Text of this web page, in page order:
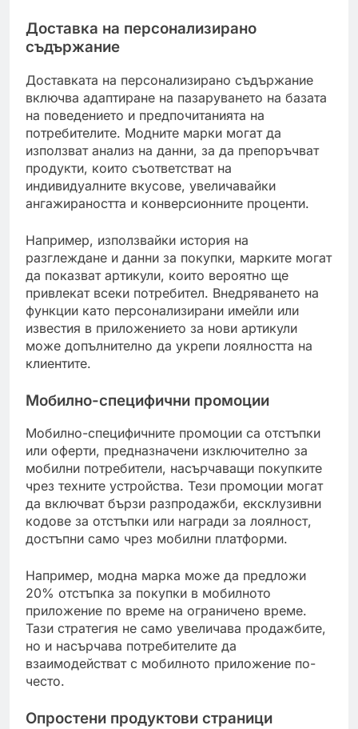
Доставка на персонализирано
съдържание
Доставката на персонализирано съдържание
включва адаптиране на пазаруването на базата
на поведението и предпочитанията на
потребителите. Модните марки могат да
използват анализ на данни, за да препоръчват
продукти, които съответстват на
индивидуалните вкусове, увеличавайки
ангажираността и конверсионните проценти.
Например, използвайки история на
разглеждане и данни за покупки, марките могат
да показват артикули, които вероятно ще
привлекат всеки потребител. Внедряването на
функции като персонализирани имейли или
известия в приложението за нови артикули
може допълнително да укрепи лоялността на
клиентите.
Мобилно-специфични промоции
Мобилно-специфичните промоции са отстъпки
или оферти, предназначени изключително за
мобилни потребители, насърчаващи покупките
чрез техните устройства. Тези промоции могат
да включват бързи разпродажби, ексклузивни
кодове за отстъпки или награди за лоялност,
достъпни само чрез мобилни платформи.
Например, модна марка може да предложи
20% отстъпка за покупки в мобилното
приложение по време на ограничено време.
Тази стратегия не само увеличава продажбите,
но и насърчава потребителите да
взаимодействат с мобилното приложение по-
често.
Опростени продуктови страници